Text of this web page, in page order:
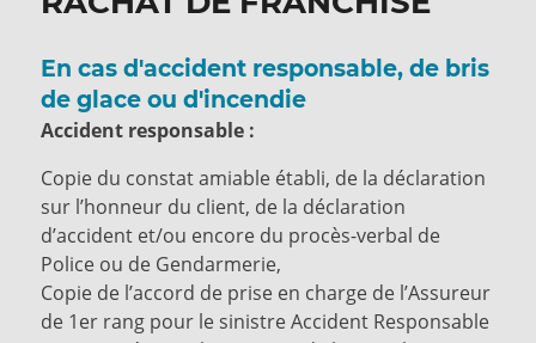
En cas d'accident responsable, de bris
de glace ou d'incendie
Accident responsable :
Copie du constat amiable établi, de la déclaration
sur l’honneur du client, de la déclaration
d’accident et/ou encore du procès-verbal de
Police ou de Gendarmerie,
Copie de l’accord de prise en charge de l’Assureur
de 1er rang pour le sinistre Accident Responsable